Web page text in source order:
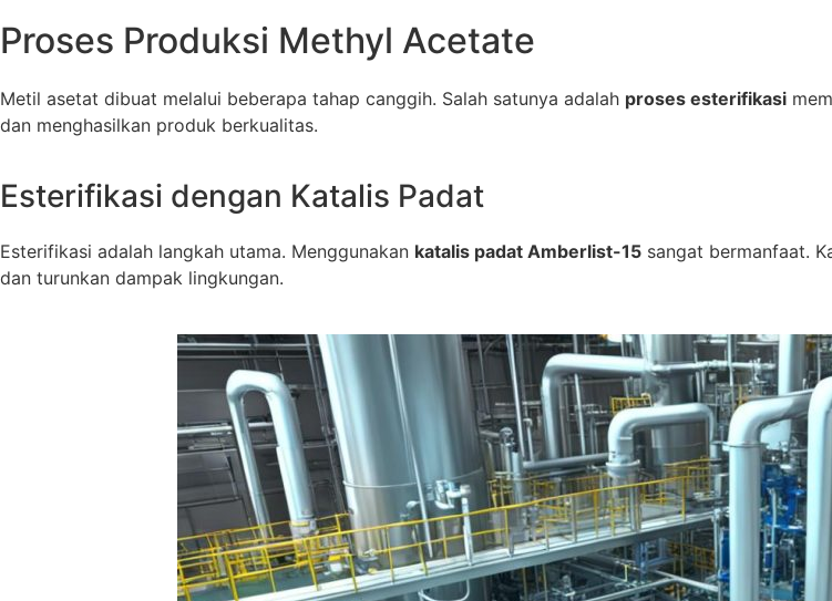
Proses Produksi Methyl Acetate
Metil asetat dibuat melalui beberapa tahap canggih. Salah satunya adalah proses esterifikasi
dan menghasilkan produk berkualitas.
Esterifikasi dengan Katalis Padat
Esterifikasi adalah langkah utama. Menggunakan katalis padat Amberlist-15 sangat bermanfaat.
dan turunkan dampak lingkungan.